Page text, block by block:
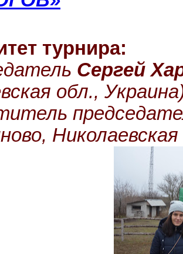
турнира:
Сергей
обл.,